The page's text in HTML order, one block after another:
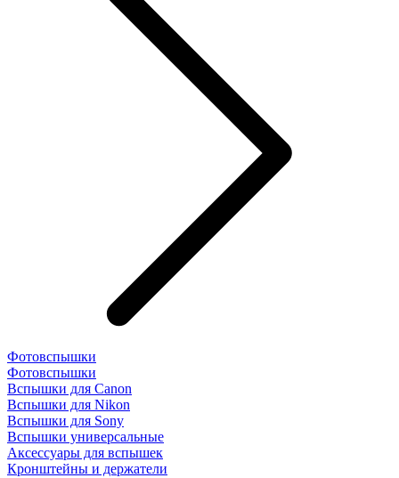
Фотовспышки
Фотовспышки
Вспышки для Canon
Вспышки для Nikon
Вспышки для Sony
Вспышки универсальные
Аксесcуары для вспышек
Кронштейны и держатели